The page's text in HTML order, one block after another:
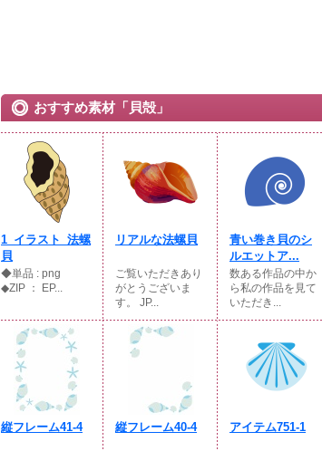
おすすめ素材「貝殻」
1_イラスト_法螺
貝
◆単品 : png
◆ZIP ： EP...
リアルな法螺貝
ご覧いただきあり
がとうございま
す。 JP...
青い巻き貝のシ
ルエットア...
数ある作品の中か
ら私の作品を見て
いただき...
縦フレーム41-4 縦フレーム40-4 アイテム751-1